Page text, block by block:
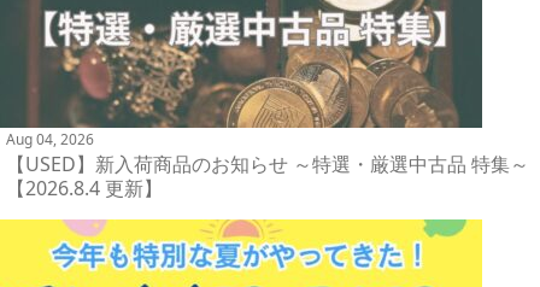
Aug 04, 2026
【USED】新入荷商品のお知らせ ～特選・厳選中古品 特集～
【2026.8.4 更新】